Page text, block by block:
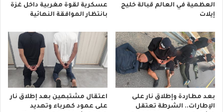
العظمية في العالم قبالة خليج
إيلات
عسكرية لقوة مغربية داخل غزة
بانتظار الموافقة النهائية
بعد مطاردة وإطلاق نار على
الإطارات.. الشرطة تعتقل
اعتقال مشتبهين بعد إطلاق نار
على عمود كهرباء وتهديد